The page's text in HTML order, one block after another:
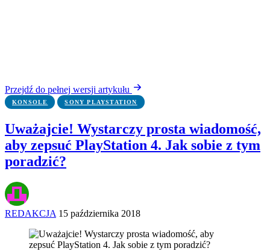
Przejdź do pełnej wersji artykułu
KONSOLE SONY PLAYSTATION
Uważajcie! Wystarczy prosta wiadomość,
aby zepsuć PlayStation 4. Jak sobie z tym
poradzić?
REDAKCJA 15 października 2018